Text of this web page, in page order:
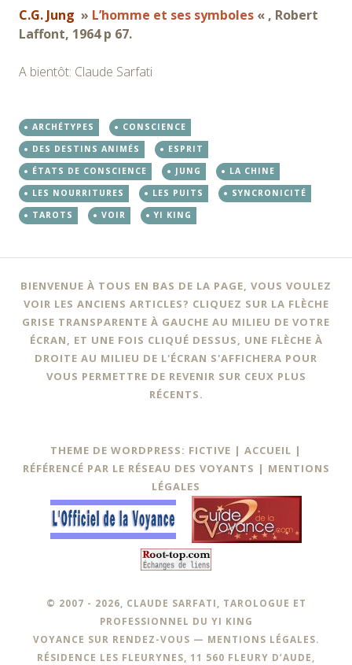
C.G. Jung » L’homme et ses symboles « , Robert
Laffont, 1964 p 67.
A bientôt: Claude Sarfati
ARCHÉTYPES
CONSCIENCE
DES DESTINS ANIMÉS
ESPRIT
ÉTATS DE CONSCIENCE
JUNG
LA CHINE
LES NOURRITURES
LES PUITS
SYNCRONICITÉ
TAROTS
VOIR YI KING
BIENVENUE À TOUS EN BAS DE LA PAGE, VOUS VOULEZ
VOIR LES ANCIENS ARTICLES? CLIQUEZ SUR LA FLÈCHE
GRISE TRANSPARENTE À GAUCHE AU MILIEU DE VOTRE
ÉCRAN, ET UNE FOIS CLIQUÉ DESSUS, UNE FLÈCHE À
DROITE AU MILIEU DE L'ÉCRAN S'AFFICHERA POUR
VOUS PERMETTRE DE REVENIR SUR CEUX PLUS
RÉCENTS.
THEME DE WORDPRESS: FICTIVE | ACCUEIL |
RÉFÉRENCÉ PAR LE RÉSEAU DES VOYANTS | MENTIONS
LÉGALES
© 2007 - 2026, CLAUDE SARFATI, TAROLOGUE ET
PROFESSIONNEL DU YI KING
VOYANCE SUR RENDEZ-VOUS — MENTIONS LÉGALES.
RÉSIDENCE LES FLEURYNES, 11 560 FLEURY D’AUDE,